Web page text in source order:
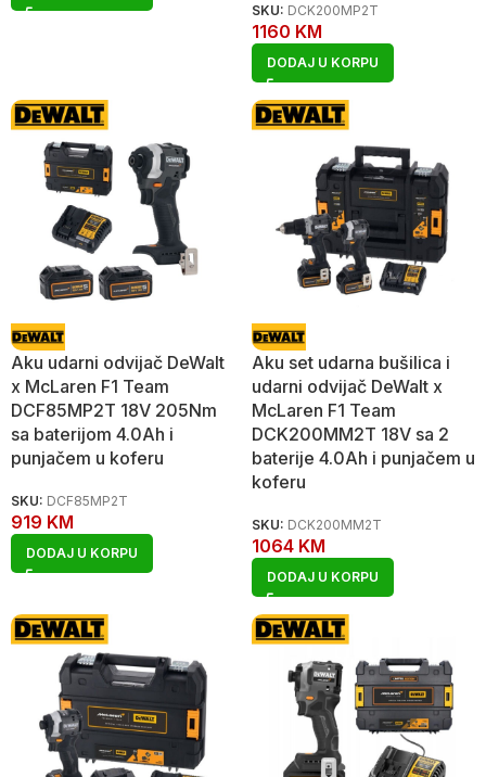
SKU: DCK200MP2T
1160 KM
DODAJ U KORPU
Aku udarni odvijač DeWalt
x McLaren F1 Team
DCF85MP2T 18V 205Nm
sa baterijom 4.0Ah i
punjačem u koferu
SKU: DCF85MP2T
919 KM
DODAJ U KORPU
Aku set udarna bušilica i
udarni odvijač DeWalt x
McLaren F1 Team
DCK200MM2T 18V sa 2
baterije 4.0Ah i punjačem u
koferu
SKU: DCK200MM2T
1064 KM
DODAJ U KORPU